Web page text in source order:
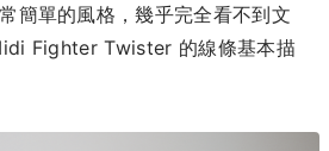
簡單的風格，幾乎完全看不到文
Fighter Twister 的線條基本描